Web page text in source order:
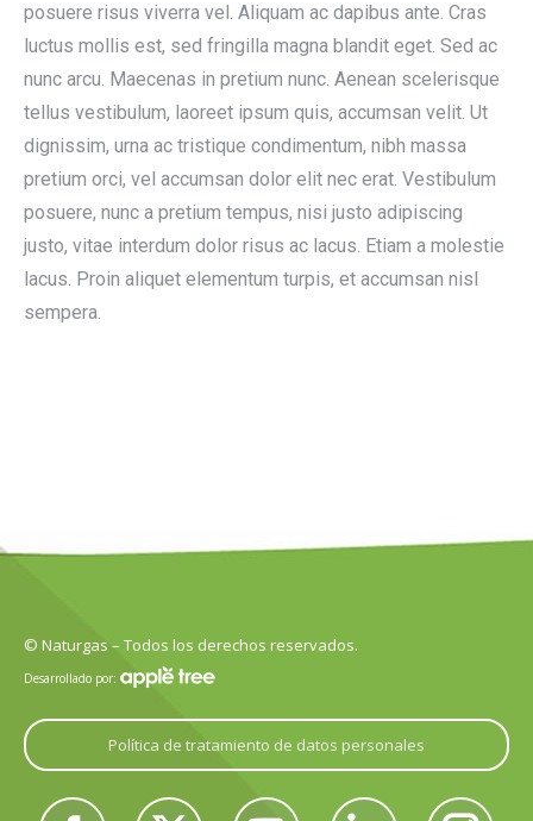
posuere risus viverra vel. Aliquam ac dapibus ante. Cras
luctus mollis est, sed fringilla magna blandit eget. Sed ac
nunc arcu. Maecenas in pretium nunc. Aenean scelerisque
tellus vestibulum, laoreet ipsum quis, accumsan velit. Ut
dignissim, urna ac tristique condimentum, nibh massa
pretium orci, vel accumsan dolor elit nec erat. Vestibulum
posuere, nunc a pretium tempus, nisi justo adipiscing
justo, vitae interdum dolor risus ac lacus. Etiam a molestie
lacus. Proin aliquet elementum turpis, et accumsan nisl
sempera.
© Naturgas – Todos los derechos reservados.
Desarrollado por:
Política de tratamiento de datos personales
Encuéntranos en: